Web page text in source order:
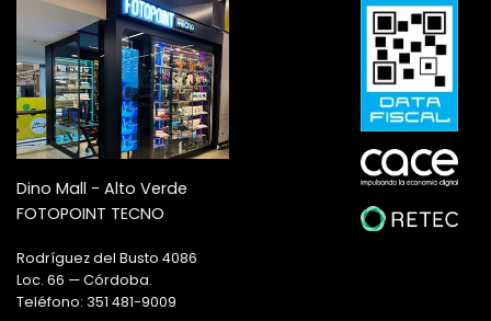
Dino Mall - Alto Verde
FOTOPOINT TECNO
Rodríguez del Busto 4086
Loc. 66 — Córdoba.
Teléfono: 351 481-9009